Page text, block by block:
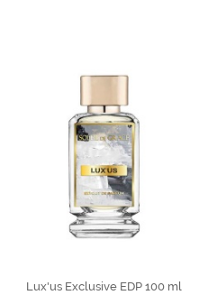
SEPETE EKLE
Lux'us Exclusive EDP 100 ml